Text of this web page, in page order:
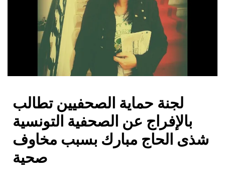
لجنة حماية الصحفيين تطالب
بالإفراج عن الصحفية التونسية
شذى الحاج مبارك بسبب مخاوف
صحية